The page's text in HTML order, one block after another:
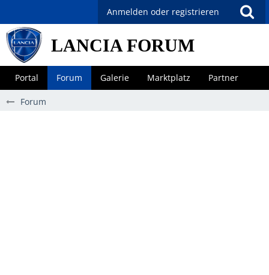
Anmelden oder registrieren
LANCIA FORUM
Portal Forum Galerie Marktplatz Partner
Forum